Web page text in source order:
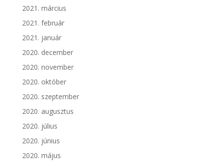
2021. március
2021. február
2021. január
2020. december
2020. november
2020. október
2020. szeptember
2020. augusztus
2020. július
2020. június
2020. május